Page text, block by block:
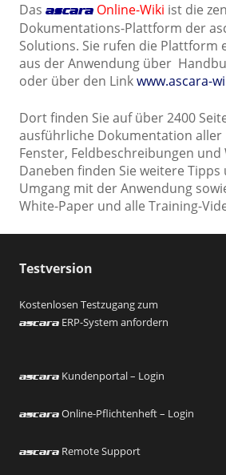
Das ascara Online-Wiki ist die
Dokumentations-Plattform der
Solutions. Sie rufen die Plattform
aus der Anwendung über
oder über den Linkwww.ascara-
Dort finden Sie auf über 2400
ausführliche Dokumentation aller
Fenster, Feldbeschreibungen und
Daneben finden Sie weitere Tipps
Umgang mit der Anwendung
White-Paper und alle Training-
Testversion
Kostenlosen Testzugang zum
ascara ERP-System anfordern
ascara Kundenportal – Login
ascara Online-Pflichtenheft – Login
ascara Remote Support